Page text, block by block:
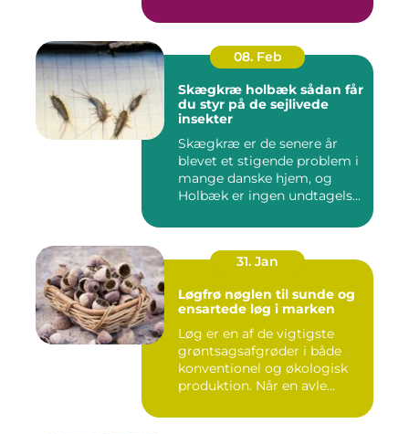
08. Feb
Skægkræ holbæk sådan får
du styr på de sejlivede
insekter
Skægkræ er de senere år
blevet et stigende problem i
mange danske hjem, og
Holbæk er ingen undtagels...
31. Jan
Løgfrø nøglen til sunde og
ensartede løg i marken
Løg er en af de vigtigste
grøntsagsafgrøder i både
konventionel og økologisk
produktion. Når en avle...